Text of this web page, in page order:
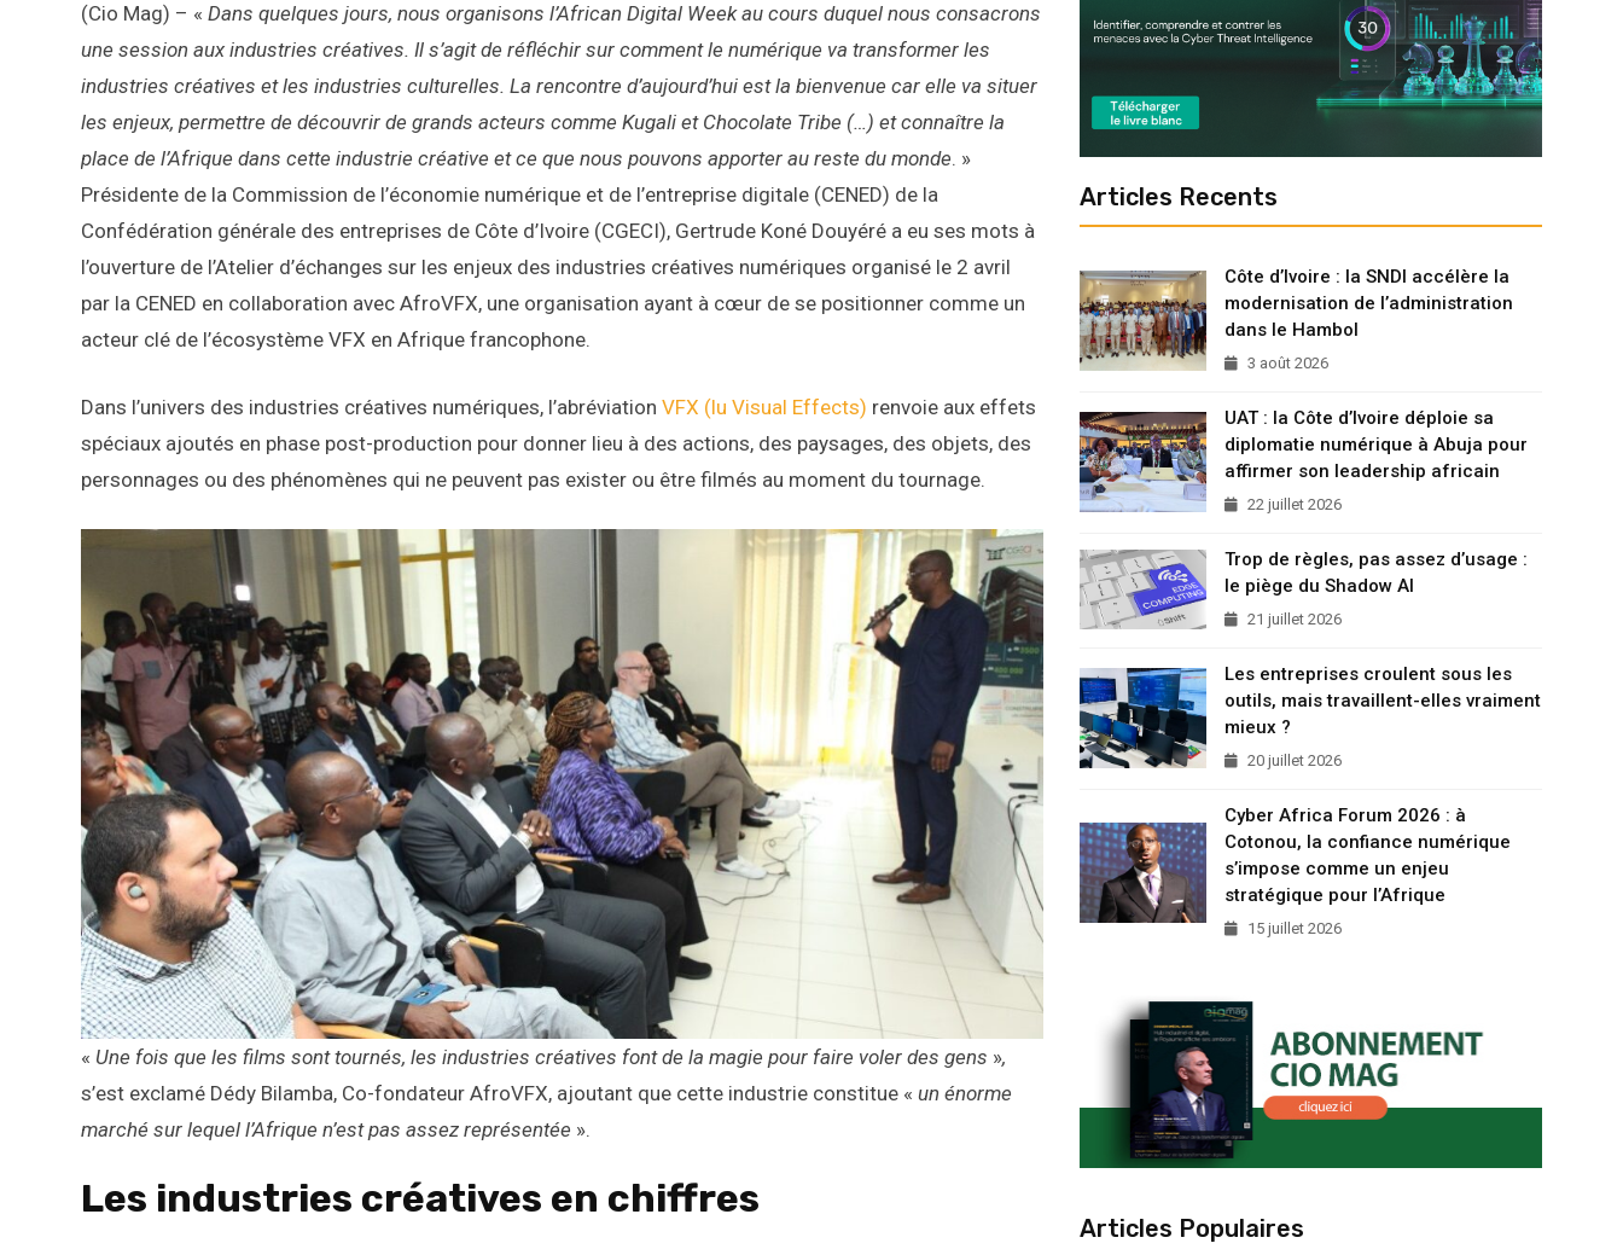
(Cio Mag) – « Dans quelques jours, nous organisons l’African Digital Week au cours duquel nous consacrons
une session aux industries créatives. Il s’agit de réfléchir sur comment le numérique va transformer les
industries créatives et les industries culturelles. La rencontre d’aujourd’hui est la bienvenue car elle va situer
les enjeux, permettre de découvrir de grands acteurs comme Kugali et Chocolate Tribe (…) et connaître la
place de l’Afrique dans cette industrie créative et ce que nous pouvons apporter au reste du monde. »
Présidente de la Commission de l’économie numérique et de l’entreprise digitale (CENED) de la
Confédération générale des entreprises de Côte d’Ivoire (CGECI), Gertrude Koné Douyéré a eu ses mots à
l’ouverture de l’Atelier d’échanges sur les enjeux des industries créatives numériques organisé le 2 avril
par la CENED en collaboration avec AfroVFX, une organisation ayant à cœur de se positionner comme un
acteur clé de l’écosystème VFX en Afrique francophone.
Dans l’univers des industries créatives numériques, l’abréviation VFX (lu Visual Effects) renvoie aux effets
spéciaux ajoutés en phase post-production pour donner lieu à des actions, des paysages, des objets, des
personnages ou des phénomènes qui ne peuvent pas exister ou être filmés au moment du tournage.
« Une fois que les films sont tournés, les industries créatives font de la magie pour faire voler des gens »,
s’est exclamé Dédy Bilamba, Co-fondateur AfroVFX, ajoutant que cette industrie constitue « un énorme
marché sur lequel l’Afrique n’est pas assez représentée ».
Les industries créatives en chiffres
Articles Recents
Côte d’Ivoire : la SNDI accélère la
modernisation de l’administration
dans le Hambol
3 août 2026
UAT : la Côte d’Ivoire déploie sa
diplomatie numérique à Abuja pour
affirmer son leadership africain
22 juillet 2026
Trop de règles, pas assez d’usage :
le piège du Shadow AI
21 juillet 2026
Les entreprises croulent sous les
outils, mais travaillent-elles vraiment
mieux ?
20 juillet 2026
Cyber Africa Forum 2026 : à
Cotonou, la confiance numérique
s’impose comme un enjeu
stratégique pour l’Afrique
15 juillet 2026
Articles Populaires